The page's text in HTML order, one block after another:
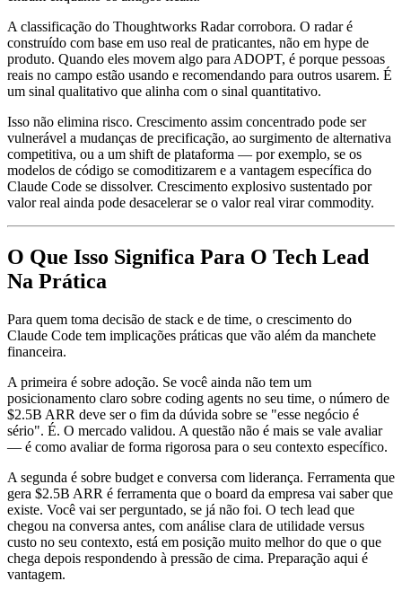
A classificação do Thoughtworks Radar corrobora. O radar é
construído com base em uso real de praticantes, não em hype de
produto. Quando eles movem algo para ADOPT, é porque pessoas
reais no campo estão usando e recomendando para outros usarem. É
um sinal qualitativo que alinha com o sinal quantitativo.
Isso não elimina risco. Crescimento assim concentrado pode ser
vulnerável a mudanças de precificação, ao surgimento de alternativa
competitiva, ou a um shift de plataforma — por exemplo, se os
modelos de código se comoditizarem e a vantagem específica do
Claude Code se dissolver. Crescimento explosivo sustentado por
valor real ainda pode desacelerar se o valor real virar commodity.
O Que Isso Significa Para O Tech Lead
Na Prática
Para quem toma decisão de stack e de time, o crescimento do
Claude Code tem implicações práticas que vão além da manchete
financeira.
A primeira é sobre adoção. Se você ainda não tem um
posicionamento claro sobre coding agents no seu time, o número de
$2.5B ARR deve ser o fim da dúvida sobre se "esse negócio é
sério". É. O mercado validou. A questão não é mais se vale avaliar
— é como avaliar de forma rigorosa para o seu contexto específico.
A segunda é sobre budget e conversa com liderança. Ferramenta que
gera $2.5B ARR é ferramenta que o board da empresa vai saber que
existe. Você vai ser perguntado, se já não foi. O tech lead que
chegou na conversa antes, com análise clara de utilidade versus
custo no seu contexto, está em posição muito melhor do que o que
chega depois respondendo à pressão de cima. Preparação aqui é
vantagem.